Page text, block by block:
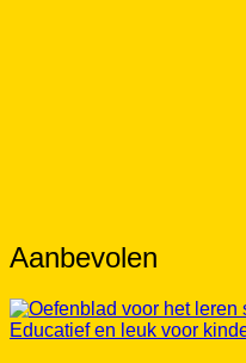
Aanbevolen